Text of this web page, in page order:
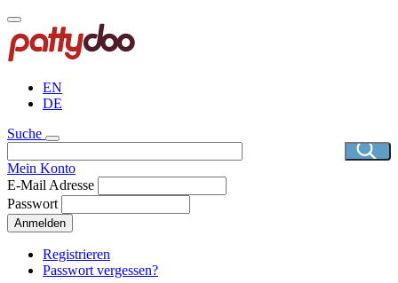
Direkt
zum
Inhalt
EN
DE
Suche
Mein Konto
E-Mail Adresse
Passwort
Anmelden
Registrieren
Passwort vergessen?